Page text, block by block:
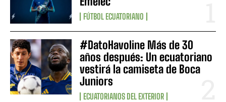
FÚTBOL ECUATORIANO
#DatoHavoline Más de 30
años después: Un ecuatoriano
vestirá la camiseta de Boca
Juniors
ECUATORIANOS DEL EXTERIOR